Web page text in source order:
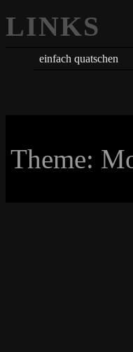
LINKS
einfach quatschen
Theme: